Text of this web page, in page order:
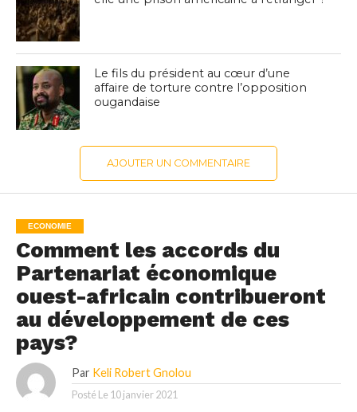
Le fils du président au cœur d’une
affaire de torture contre l’opposition
ougandaise
AJOUTER UN COMMENTAIRE
ECONOMIE
Comment les accords du
Partenariat économique
ouest-africain contribueront
au développement de ces
pays?
Par Keli Robert Gnolou
Posté Le 10 janvier 2021